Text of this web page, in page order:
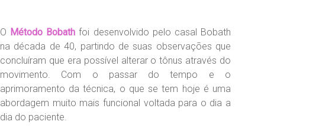
O Método Bobath foi desenvolvido pelo casal Bobath
na década de 40, partindo de suas observações que
concluíram que era possível alterar o tônus através do
movimento. Com o passar do tempo e o
aprimoramento da técnica, o que se tem hoje é uma
abordagem muito mais funcional voltada para o dia a
dia do paciente.